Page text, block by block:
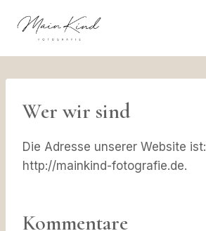
Inhalt
Wer wir sind
Die Adresse unserer Website ist:
http://mainkind-fotografie.de.
Kommentare